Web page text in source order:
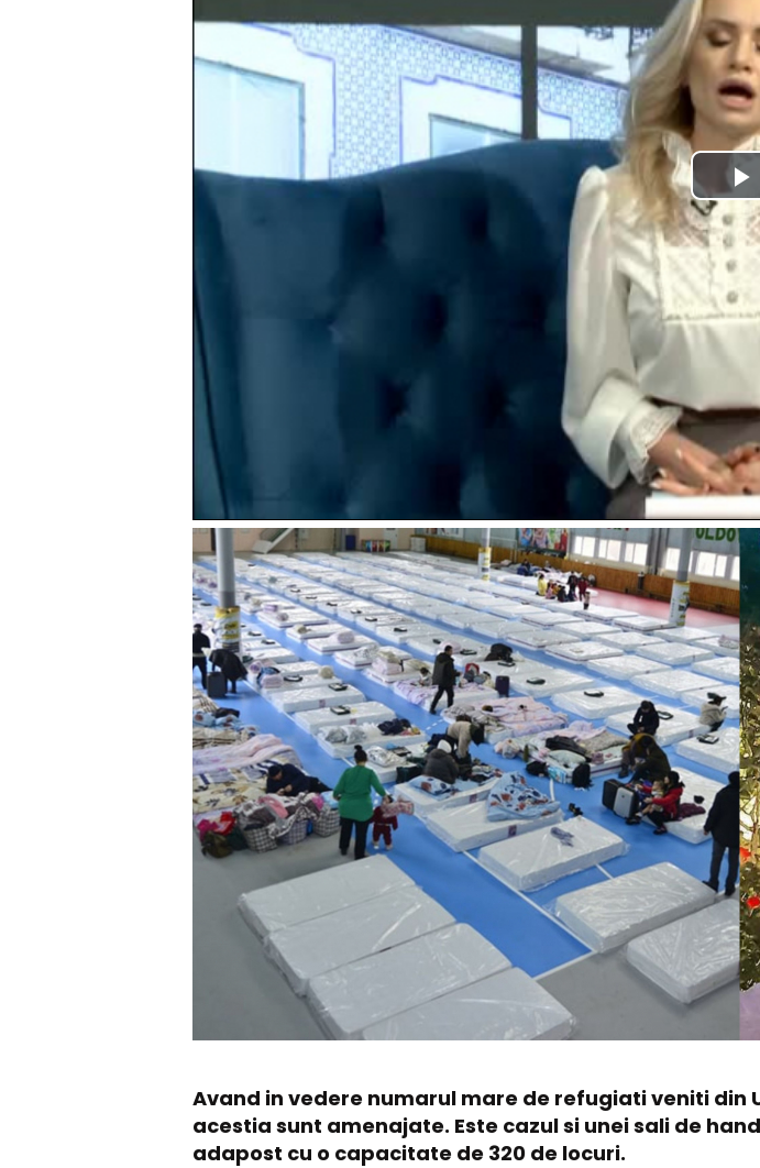
Avand in vedere numarul mare de refugiati veniti
acestia sunt amenajate. Este cazul si unei sali de
adapost cu o capacitate de 320 de locuri.